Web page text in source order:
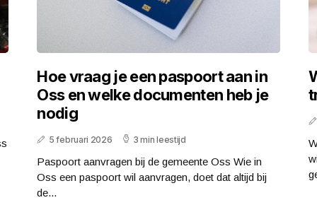
Hoe vraag je een paspoort aan in
Oss en welke documenten heb je
nodig
5 februari 2026 3 min leestijd
Paspoort aanvragen bij de gemeente Oss Wie in
Oss een paspoort wil aanvragen, doet dat altijd bij
de...